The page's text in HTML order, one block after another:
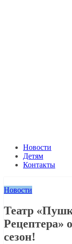
Новости
Детям
Контакты
Новости
Театр
Рецептера»
сезон!